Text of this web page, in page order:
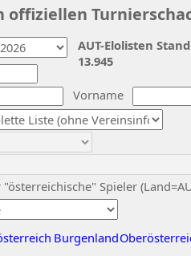
Vorname
"österreichische" Spieler
Burgenland
AUT-Elolisten
13.945